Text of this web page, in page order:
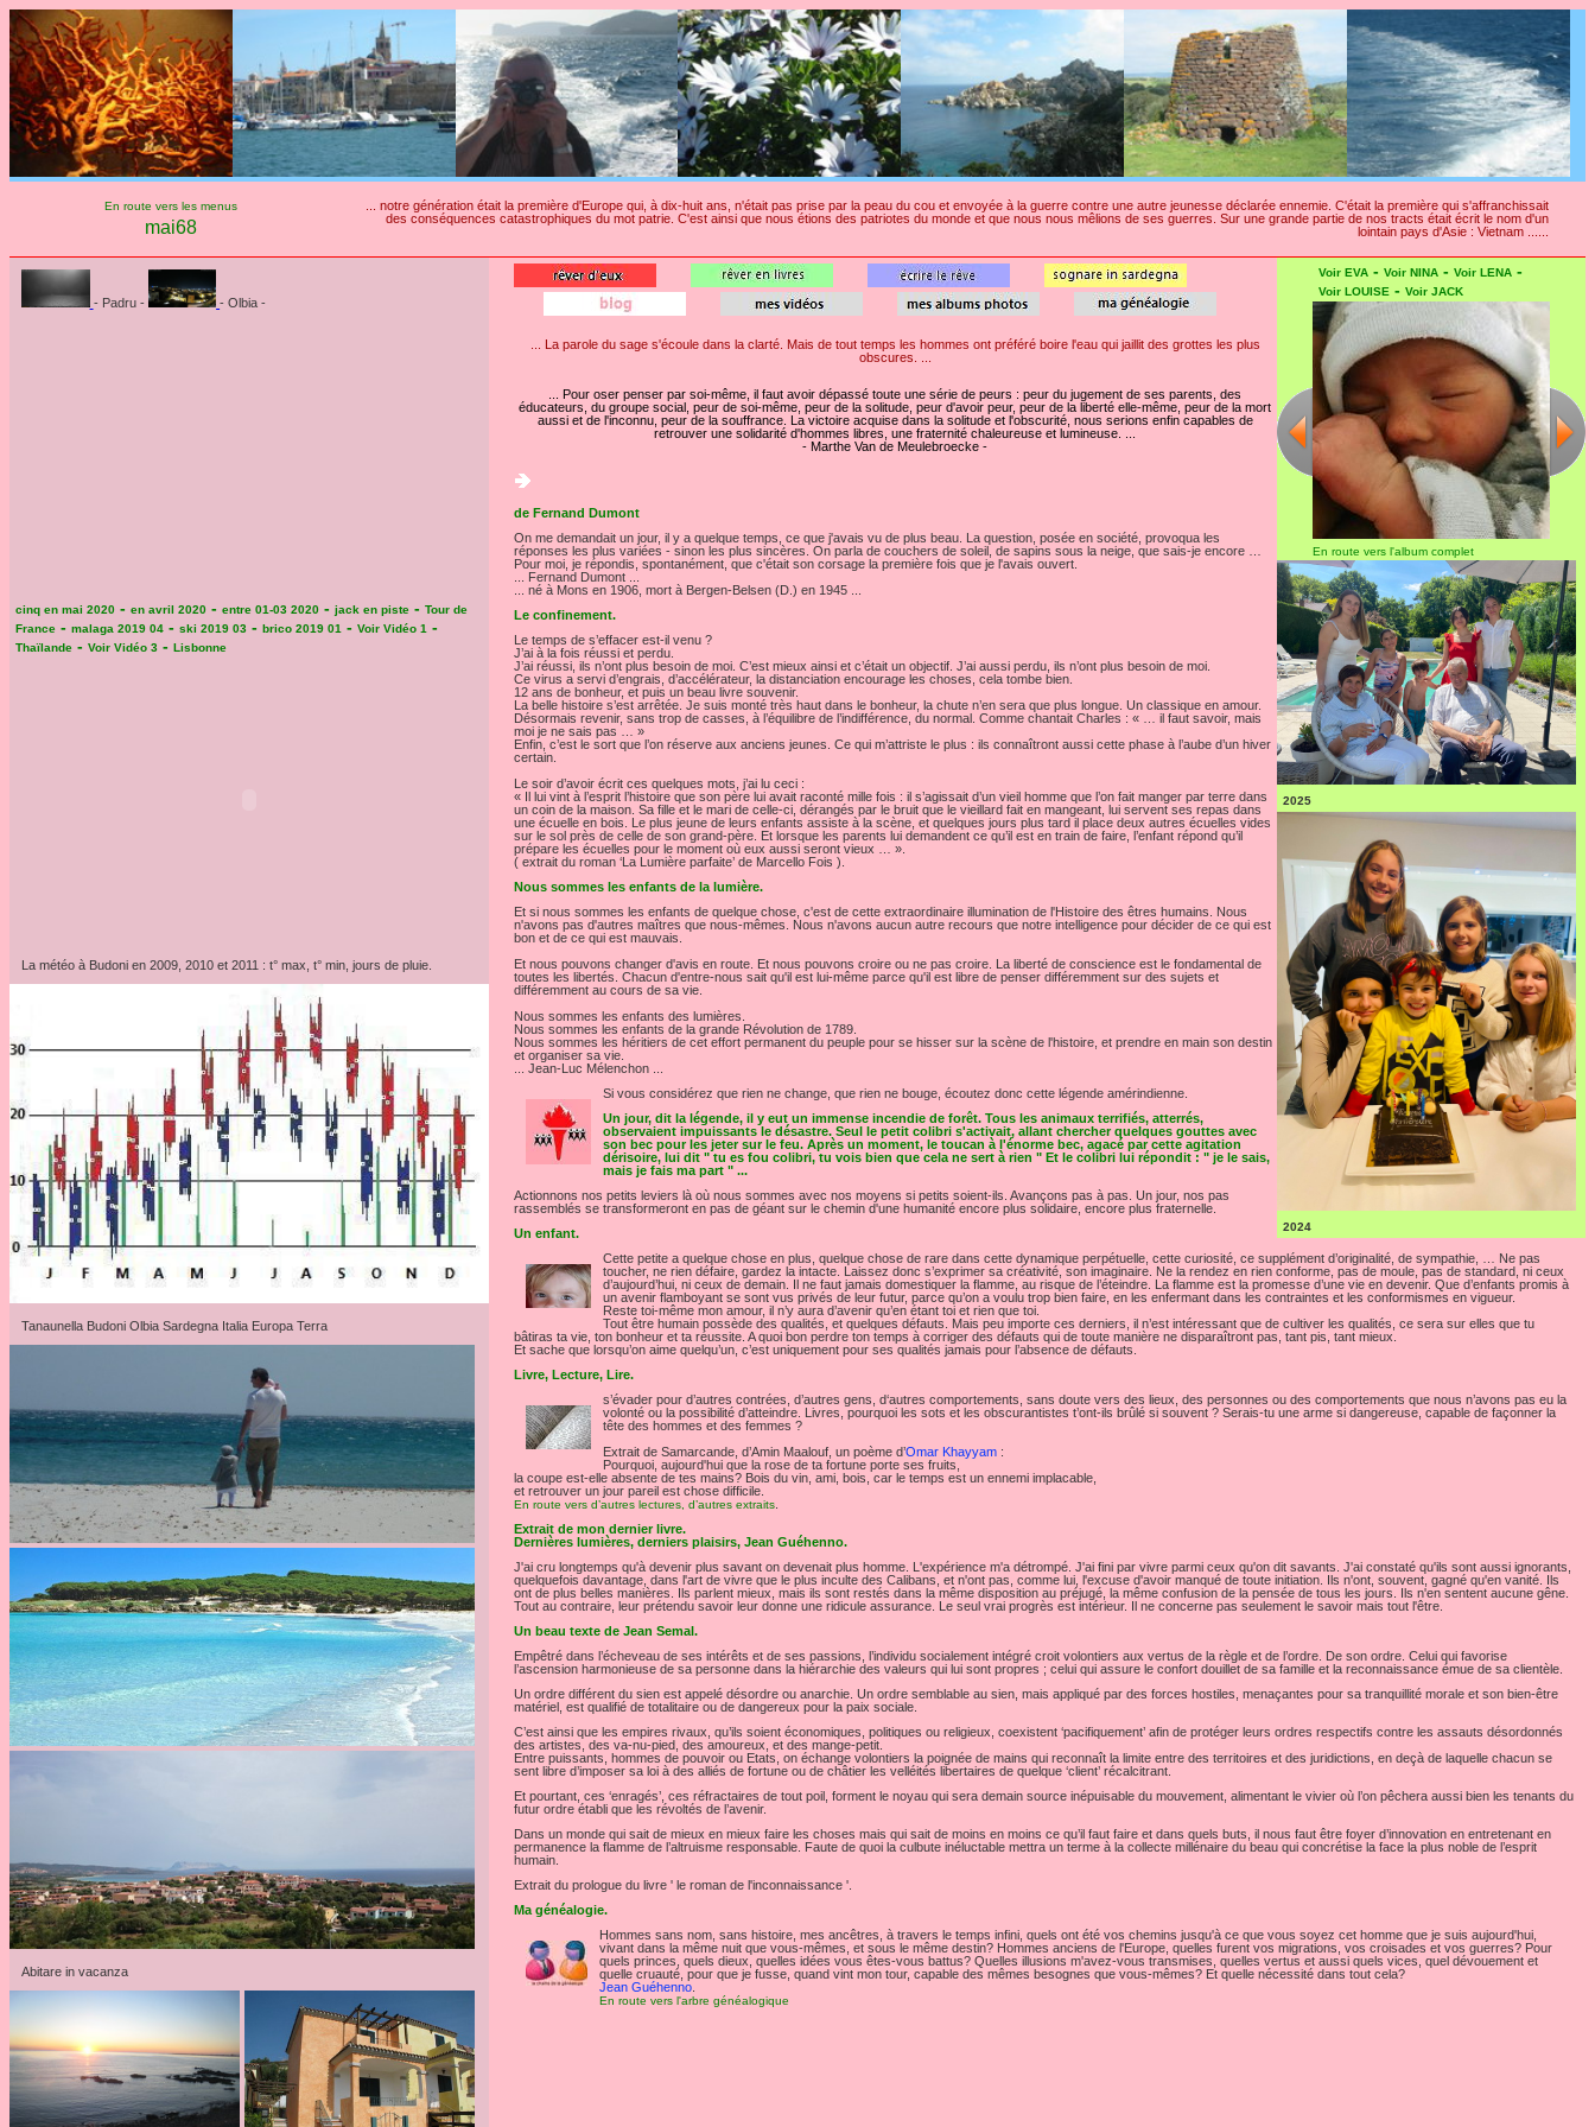
En route vers les menus
mai68
... notre génération était la première d'Europe qui, à dix-huit ans, n'était pas prise par la peau du cou et envoyée à la guerre contre une autre jeunesse déclarée ennemie. C'était la première qui s'affranchissait
des conséquences catastrophiques du mot patrie. C'est ainsi que nous étions des patriotes du monde et que nous nous mêlions de ses guerres. Sur une grande partie de nos tracts était écrit le nom d'un
lointain pays d'Asie : Vietnam ......
- Padru - - Olbia -
cinq en mai 2020 - en avril 2020 - entre 01-03 2020 - jack en piste - Tour de
France - malaga 2019 04 - ski 2019 03 - brico 2019 01 - Voir Vidéo 1 -
Thaïlande - Voir Vidéo 3 - Lisbonne
La météo à Budoni en 2009, 2010 et 2011 : t° max, t° min, jours de pluie.
Tanaunella Budoni Olbia Sardegna Italia Europa Terra
Abitare in vacanza
Voir EVA - Voir NINA - Voir LENA -
Voir LOUISE - Voir JACK
En route vers l'album complet
2025
2024
... La parole du sage s'écoule dans la clarté. Mais de tout temps les hommes ont préféré boire l'eau qui jaillit des grottes les plus
obscures. ...
... Pour oser penser par soi-même, il faut avoir dépassé toute une série de peurs : peur du jugement de ses parents, des
éducateurs, du groupe social, peur de soi-même, peur de la solitude, peur d'avoir peur, peur de la liberté elle-même, peur de la mort
aussi et de l'inconnu, peur de la souffrance. La victoire acquise dans la solitude et l'obscurité, nous serions enfin capables de
retrouver une solidarité d'hommes libres, une fraternité chaleureuse et lumineuse. ...
- Marthe Van de Meulebroecke -
de Fernand Dumont
On me demandait un jour, il y a quelque temps, ce que j'avais vu de plus beau. La question, posée en société, provoqua les
réponses les plus variées - sinon les plus sincères. On parla de couchers de soleil, de sapins sous la neige, que sais-je encore …
Pour moi, je répondis, spontanément, que c'était son corsage la première fois que je l'avais ouvert.
... Fernand Dumont ...
... né à Mons en 1906, mort à Bergen-Belsen (D.) en 1945 ...
Le confinement.
Le temps de s’effacer est-il venu ?
J’ai à la fois réussi et perdu.
J’ai réussi, ils n’ont plus besoin de moi. C’est mieux ainsi et c’était un objectif. J’ai aussi perdu, ils n’ont plus besoin de moi.
Ce virus a servi d’engrais, d’accélérateur, la distanciation encourage les choses, cela tombe bien.
12 ans de bonheur, et puis un beau livre souvenir.
La belle histoire s’est arrêtée. Je suis monté très haut dans le bonheur, la chute n’en sera que plus longue. Un classique en amour.
Désormais revenir, sans trop de casses, à l’équilibre de l’indifférence, du normal. Comme chantait Charles : « … il faut savoir, mais
moi je ne sais pas … »
Enfin, c’est le sort que l’on réserve aux anciens jeunes. Ce qui m’attriste le plus : ils connaîtront aussi cette phase à l’aube d’un hiver
certain.
Le soir d’avoir écrit ces quelques mots, j’ai lu ceci :
« Il lui vint à l’esprit l’histoire que son père lui avait raconté mille fois : il s’agissait d’un vieil homme que l’on fait manger par terre dans
un coin de la maison. Sa fille et le mari de celle-ci, dérangés par le bruit que le vieillard fait en mangeant, lui servent ses repas dans
une écuelle en bois. Le plus jeune de leurs enfants assiste à la scène, et quelques jours plus tard il place deux autres écuelles vides
sur le sol près de celle de son grand-père. Et lorsque les parents lui demandent ce qu’il est en train de faire, l’enfant répond qu’il
prépare les écuelles pour le moment où eux aussi seront vieux … ».
( extrait du roman ‘La Lumière parfaite’ de Marcello Fois ).
Nous sommes les enfants de la lumière.
Et si nous sommes les enfants de quelque chose, c'est de cette extraordinaire illumination de l'Histoire des êtres humains. Nous
n'avons pas d'autres maîtres que nous-mêmes. Nous n'avons aucun autre recours que notre intelligence pour décider de ce qui est
bon et de ce qui est mauvais.
Et nous pouvons changer d'avis en route. Et nous pouvons croire ou ne pas croire. La liberté de conscience est le fondamental de
toutes les libertés. Chacun d'entre-nous sait qu'il est lui-même parce qu'il est libre de penser différemment sur des sujets et
différemment au cours de sa vie.
Nous sommes les enfants des lumières.
Nous sommes les enfants de la grande Révolution de 1789.
Nous sommes les héritiers de cet effort permanent du peuple pour se hisser sur la scène de l'histoire, et prendre en main son destin
et organiser sa vie.
... Jean-Luc Mélenchon ...
Si vous considérez que rien ne change, que rien ne bouge, écoutez donc cette légende amérindienne.
Un jour, dit la légende, il y eut un immense incendie de forêt. Tous les animaux terrifiés, atterrés,
observaient impuissants le désastre. Seul le petit colibri s'activait, allant chercher quelques gouttes avec
son bec pour les jeter sur le feu. Après un moment, le toucan à l'énorme bec, agacé par cette agitation
dérisoire, lui dit " tu es fou colibri, tu vois bien que cela ne sert à rien " Et le colibri lui répondit : " je le sais,
mais je fais ma part " ...
Actionnons nos petits leviers là où nous sommes avec nos moyens si petits soient-ils. Avançons pas à pas. Un jour, nos pas
rassemblés se transformeront en pas de géant sur le chemin d'une humanité encore plus solidaire, encore plus fraternelle.
Un enfant.
Cette petite a quelque chose en plus, quelque chose de rare dans cette dynamique perpétuelle, cette curiosité, ce supplément d’originalité, de sympathie, … Ne pas
toucher, ne rien défaire, gardez la intacte. Laissez donc s’exprimer sa créativité, son imaginaire. Ne la rendez en rien conforme, pas de moule, pas de standard, ni ceux
d’aujourd’hui, ni ceux de demain. Il ne faut jamais domestiquer la flamme, au risque de l’éteindre. La flamme est la promesse d’une vie en devenir. Que d’enfants promis à
un avenir flamboyant se sont vus privés de leur futur, parce qu’on a voulu trop bien faire, en les enfermant dans les contraintes et les conformismes en vigueur.
Reste toi-même mon amour, il n’y aura d’avenir qu’en étant toi et rien que toi.
Tout être humain possède des qualités, et quelques défauts. Mais peu importe ces derniers, il n’est intéressant que de cultiver les qualités, ce sera sur elles que tu
bâtiras ta vie, ton bonheur et ta réussite. A quoi bon perdre ton temps à corriger des défauts qui de toute manière ne disparaîtront pas, tant pis, tant mieux.
Et sache que lorsqu’on aime quelqu’un, c’est uniquement pour ses qualités jamais pour l’absence de défauts.
Livre, Lecture, Lire.
s’évader pour d’autres contrées, d’autres gens, d‘autres comportements, sans doute vers des lieux, des personnes ou des comportements que nous n’avons pas eu la
volonté ou la possibilité d’atteindre. Livres, pourquoi les sots et les obscurantistes t’ont-ils brûlé si souvent ? Serais-tu une arme si dangereuse, capable de façonner la
tête des hommes et des femmes ?
Extrait de Samarcande, d’Amin Maalouf, un poème d’Omar Khayyam:
Pourquoi, aujourd'hui que la rose de ta fortune porte ses fruits,
la coupe est-elle absente de tes mains? Bois du vin, ami, bois, car le temps est un ennemi implacable,
et retrouver un jour pareil est chose difficile.
En route vers d’autres lectures, d’autres extraits.
Extrait de mon dernier livre.
Dernières lumières, derniers plaisirs, Jean Guéhenno.
J'ai cru longtemps qu'à devenir plus savant on devenait plus homme. L'expérience m'a détrompé. J'ai fini par vivre parmi ceux qu'on dit savants. J'ai constaté qu'ils sont aussi ignorants,
quelquefois davantage, dans l'art de vivre que le plus inculte des Calibans, et n'ont pas, comme lui, l'excuse d'avoir manqué de toute initiation. Ils n'ont, souvent, gagné qu'en vanité. Ils
ont de plus belles manières. Ils parlent mieux, mais ils sont restés dans la même disposition au préjugé, la même confusion de la pensée de tous les jours. Ils n'en sentent aucune gêne.
Tout au contraire, leur prétendu savoir leur donne une ridicule assurance. Le seul vrai progrès est intérieur. Il ne concerne pas seulement le savoir mais tout l'être.
Un beau texte de Jean Semal.
Empêtré dans l’écheveau de ses intérêts et de ses passions, l’individu socialement intégré croit volontiers aux vertus de la règle et de l’ordre. De son ordre. Celui qui favorise
l’ascension harmonieuse de sa personne dans la hiérarchie des valeurs qui lui sont propres ; celui qui assure le confort douillet de sa famille et la reconnaissance émue de sa clientèle.
Un ordre différent du sien est appelé désordre ou anarchie. Un ordre semblable au sien, mais appliqué par des forces hostiles, menaçantes pour sa tranquillité morale et son bien-être
matériel, est qualifié de totalitaire ou de dangereux pour la paix sociale.
C’est ainsi que les empires rivaux, qu’ils soient économiques, politiques ou religieux, coexistent ‘pacifiquement’ afin de protéger leurs ordres respectifs contre les assauts désordonnés
des artistes, des va-nu-pied, des amoureux, et des mange-petit.
Entre puissants, hommes de pouvoir ou Etats, on échange volontiers la poignée de mains qui reconnaît la limite entre des territoires et des juridictions, en deçà de laquelle chacun se
sent libre d’imposer sa loi à des alliés de fortune ou de châtier les velléités libertaires de quelque ‘client’ récalcitrant.
Et pourtant, ces ‘enragés’, ces réfractaires de tout poil, forment le noyau qui sera demain source inépuisable du mouvement, alimentant le vivier où l’on pêchera aussi bien les tenants du
futur ordre établi que les révoltés de l’avenir.
Dans un monde qui sait de mieux en mieux faire les choses mais qui sait de moins en moins ce qu’il faut faire et dans quels buts, il nous faut être foyer d’innovation en entretenant en
permanence la flamme de l’altruisme responsable. Faute de quoi la culbute inéluctable mettra un terme à la collecte millénaire du beau qui concrétise la face la plus noble de l’esprit
humain.
Extrait du prologue du livre ' le roman de l'inconnaissance '.
Ma généalogie.
Hommes sans nom, sans histoire, mes ancêtres, à travers le temps infini, quels ont été vos chemins jusqu'à ce que vous soyez cet homme que je suis aujourd'hui,
vivant dans la même nuit que vous-mêmes, et sous le même destin? Hommes anciens de l'Europe, quelles furent vos migrations, vos croisades et vos guerres? Pour
quels princes, quels dieux, quelles idées vous êtes-vous battus? Quelles illusions m'avez-vous transmises, quelles vertus et aussi quels vices, quel dévouement et
quelle cruauté, pour que je fusse, quand vint mon tour, capable des mêmes besognes que vous-mêmes? Et quelle nécessité dans tout cela?
Jean Guéhenno.
En route vers l'arbre généalogique